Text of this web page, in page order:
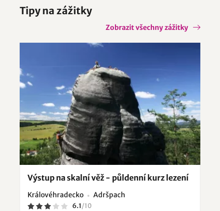
Tipy na zážitky
Zobrazit všechny zážitky
Výstup na skalní věž - půldenní kurz lezení
Královéhradecko Adršpach
6.1/10